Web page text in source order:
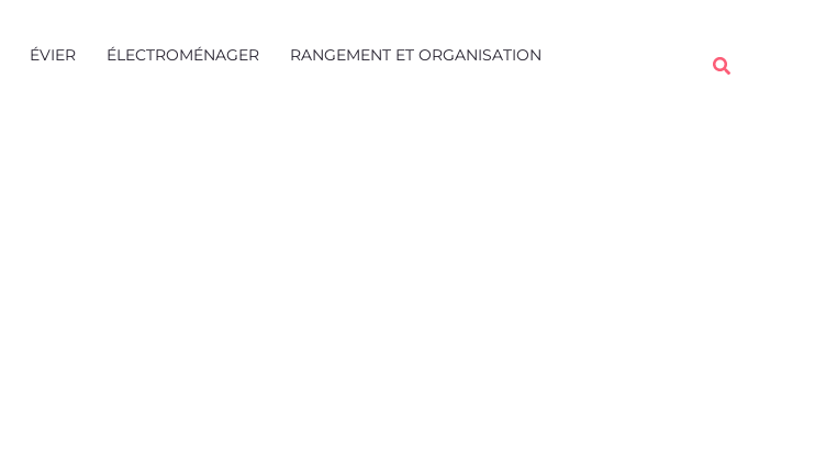
ÉVIER ÉLECTROMÉNAGER
RANGEMENT ET ORGANISATION
Rechercher